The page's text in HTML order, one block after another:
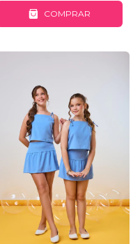
COMPRAR